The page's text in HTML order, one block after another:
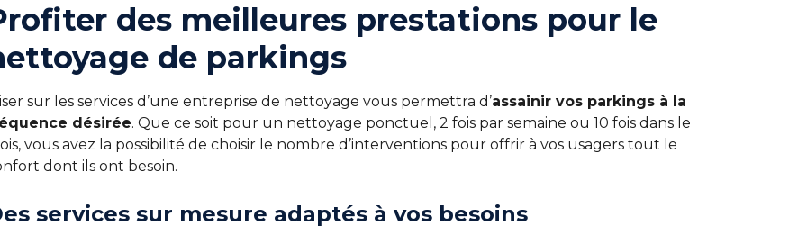
des meilleures prestations pour le
de parkings
sur les services d’une entreprise de nettoyage vous permettra d’assainir vos parkings à la
désirée. Que ce soit pour un nettoyage ponctuel, 2 fois par semaine ou 10 fois dans le
vous avez la possibilité de choisir le nombre d’interventions pour offrir à vos usagers tout le
dont ils ont besoin.
services sur mesure adaptés à vos besoins